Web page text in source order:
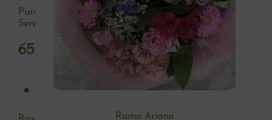
Ramo Ariana
Pureza
Serena
65,00